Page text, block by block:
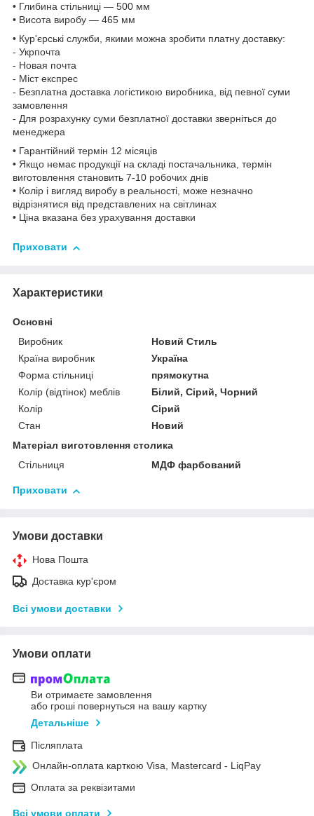
• Глибина стільниці — 500 мм
• Висота виробу — 465 мм
• Кур'єрські служби, якими можна зробити платну доставку:
- Укрпочта
- Новая почта
- Міст експрес
- Безплатна доставка логістикою виробника, від певної суми
замовлення
- Для розрахунку суми безплатної доставки зверніться до
менеджера
• Гарантійний термін 12 місяців
• Якщо немає продукції на складі постачальника, термін
виготовлення становить 7-10 робочих днів
• Колір і вигляд виробу в реальності, може незначно
відрізнятися від представлених на світлинах
• Ціна вказана без урахування доставки
Приховати
Характеристики
Основні
Виробник
Новий Стиль
Країна виробник
Україна
Форма стільниці
прямокутна
Колір (відтінок) меблів
Білий, Сірий, Чорний
Колір
Сірий
Стан
Новий
Матеріал виготовлення столика
Стільниця
МДФ фарбований
Приховати
Умови доставки
Нова Пошта
Доставка кур'єром
Всі умови доставки
Умови оплати
Ви отримаєте замовлення
або гроші повернуться на вашу картку
Детальніше
Післяплата
Онлайн-оплата карткою Visa, Mastercard - LiqPay
Оплата за реквізитами
Всі умови оплати